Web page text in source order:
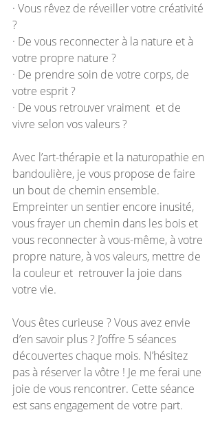
· Vous rêvez de réveiller votre créativité
?
· De vous reconnecter à la nature et à
votre propre nature ?
· De prendre soin de votre corps, de
votre esprit ?
· De vous retrouver vraiment  et de
vivre selon vos valeurs ?
Avec l’art-thérapie et la naturopathie en
bandoulière, je vous propose de faire
un bout de chemin ensemble.
Empreinter un sentier encore inusité,
vous frayer un chemin dans les bois et
vous reconnecter à vous-même, à votre
propre nature, à vos valeurs, mettre de
la couleur et  retrouver la joie dans
votre vie.
Vous êtes curieuse ? Vous avez envie
d’en savoir plus ? J’offre 5 séances
découvertes chaque mois. N’hésitez
pas à réserver la vôtre ! Je me ferai une
joie de vous rencontrer. Cette séance
est sans engagement de votre part.